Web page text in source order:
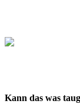
Kann das was